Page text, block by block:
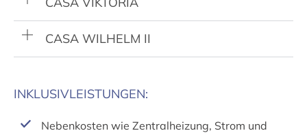
CASA WILHELM II
INKLUSIVLEISTUNGEN:
Nebenkosten wie Zentralheizung, Strom und